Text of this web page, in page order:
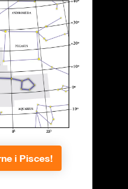
i Pisces!